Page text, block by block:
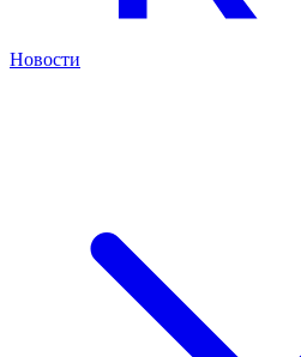
Новости